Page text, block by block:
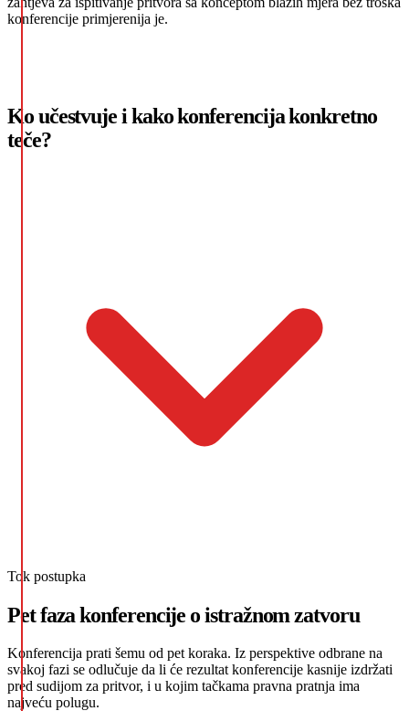
konferencije primjerenija je.
Ko učestvuje i kako konferencija konkretno
teče?
Tok postupka
Pet faza konferencije o istražnom zatvoru
Konferencija prati šemu od pet koraka. Iz perspektive odbrane na
svakoj fazi se odlučuje da li će rezultat konferencije kasnije izdržati
pred sudijom za pritvor, i u kojim tačkama pravna pratnja ima
najveću polugu.